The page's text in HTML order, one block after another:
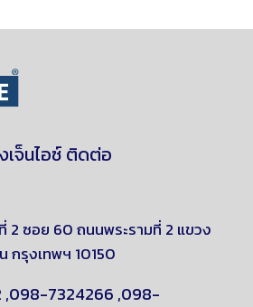
เจ็นไอซ์ ติดต่อ
2 ซอย 60 ถนนพระรามที่ 2 แขวง
กรุงเทพฯ 10150
,098-7324266 ,098-